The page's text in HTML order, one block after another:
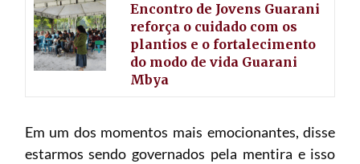
Encontro de Jovens Guarani
reforça o cuidado com os
plantios e o fortalecimento
do modo de vida Guarani
Mbya
Em um dos momentos mais emocionantes, disse
estarmos sendo governados pela mentira e isso